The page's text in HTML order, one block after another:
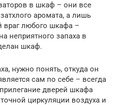
в шкаф – они все
аромата, а лишь
враг любого шкафа –
неприятного запаха в
шкаф.
нужно понять, откуда он
сам по себе – всегда
дверей шкафа
циркуляции воздуха и